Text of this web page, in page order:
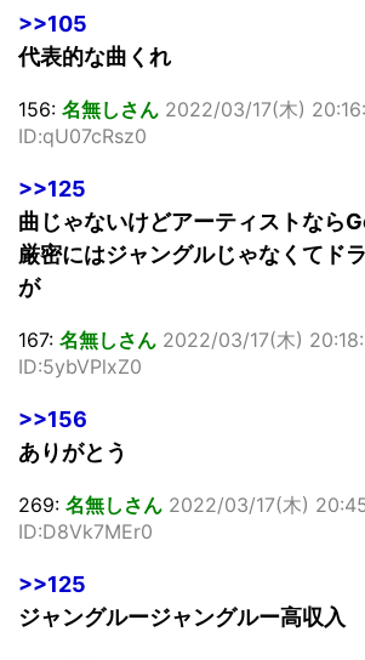
>>105
代表的な曲くれ
156: 名無しさん 2022/03/17(木)
ID:qU07cRsz0
>>125
曲じゃないけどアーティストなら
厳密にはジャングルじゃなくてド
が
167: 名無しさん 2022/03/17(木)
ID:5ybVPlxZ0
>>156
ありがとう
269: 名無しさん 2022/03/17(木)
ID:D8Vk7MEr0
>>125
ジャングルージャングルー高収入